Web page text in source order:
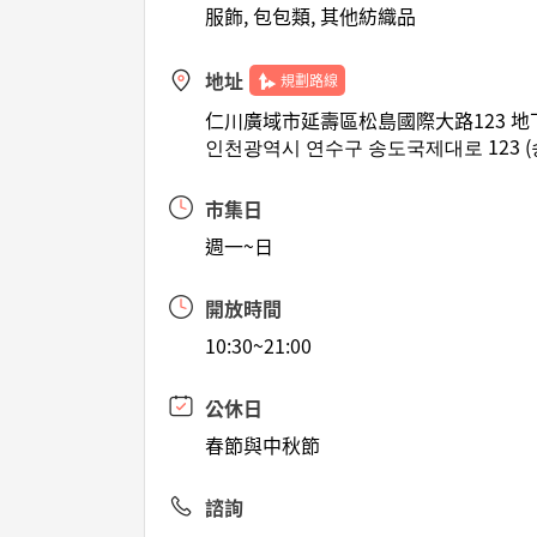
服飾, 包包類, 其他紡織品
地址 規劃路線
仁川廣域市延壽區松島國際大路123 地
인천광역시 연수구 송도국제대로 123
市集日
週一~日
開放時間
10:30~21:00
公休日
春節與中秋節
諮詢